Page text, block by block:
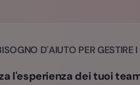
D´AIUTO PER GESTIRE
l'esperienza dei tuoi